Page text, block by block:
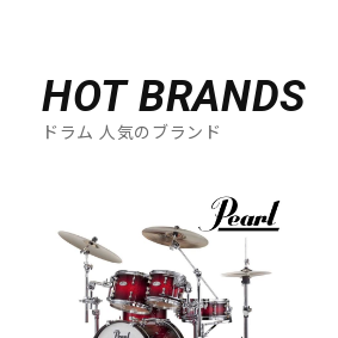
HOT BRANDS
ドラム 人気のブランド